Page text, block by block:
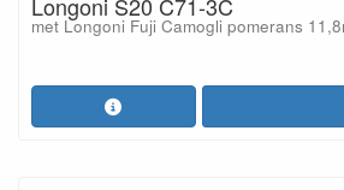
Longoni S20 C71-3C
met Longoni Fuji Camogli pomerans